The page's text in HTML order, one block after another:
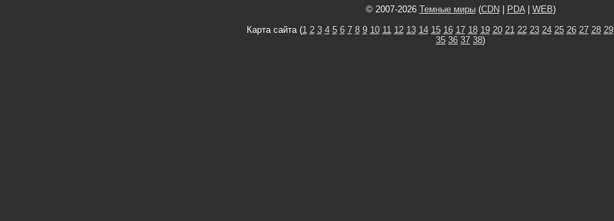
© 2007-2026 Темные миры(CDN PDA| WEB)
Карта сайта (1 2 3 4 5 6 7 8 9 10 11 12 13 14 15 16 17 18 19 20 21 22 23 24 25 26 27 28 29
35 36 37 38)